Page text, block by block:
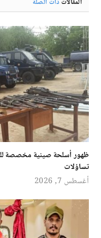
ظهور أسلحة صينية مخصصة
تساؤلات
أغسطس 7, 2026